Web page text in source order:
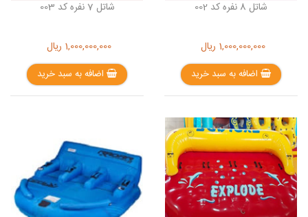
شاتل 8 نفره کد 002
1,000,000,000 ریال
اضافه به سبد خرید
شاتل 7 نفره کد 003
1,000,000,000 ریال
اضافه به سبد خرید